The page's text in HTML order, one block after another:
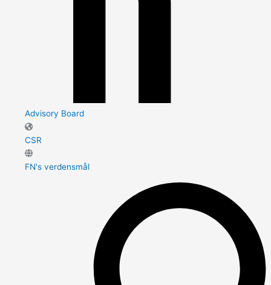
Advisory Board
CSR
FN's verdensmål